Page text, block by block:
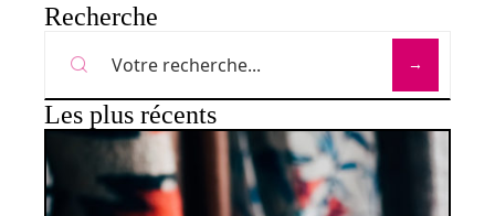
Recherche
Les plus récents